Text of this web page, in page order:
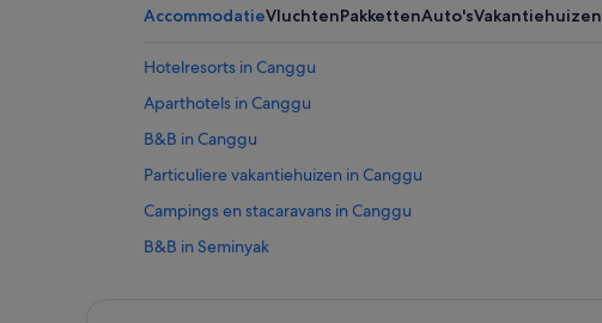
AccommodatieVluchtenPakkettenAuto'sVakantiehuizen
Hotelresorts in Canggu
Aparthotels in Canggu
B&B in Canggu
Particuliere vakantiehuizen in Canggu
Campings en stacaravans in Canggu
B&B in Seminyak